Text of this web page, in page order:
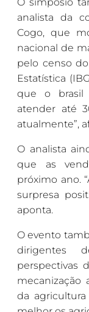
analista da
Cogo, que
nacional de
pelo censo
Estatística
que o brasil
atender até
atualmente”,
O analista
que as
próximo ano.
surpresa
aponta.
O evento
dirigentes
perspectivas
mecanização
da